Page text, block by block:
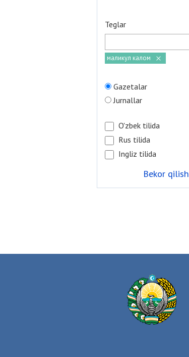
Teglar
маликул калом
Gazetalar
Jurnallar
O'zbek tilida
Rus tilida
Ingliz tilida
Bekor qilish